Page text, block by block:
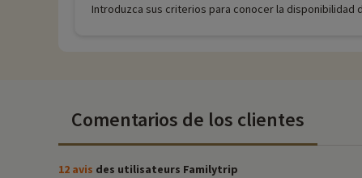
Introduzca sus criterios para conocer la disponibilidad
Comentarios de los clientes
12 avis des utilisateurs Familytrip